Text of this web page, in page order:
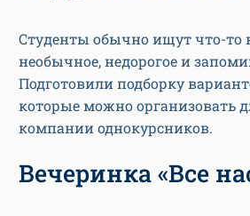
Студенты обычно ищут что-то
необычное, недорогое и
Подготовили подборку
которые можно организовать
компании однокурсников.
Вечеринка «Все